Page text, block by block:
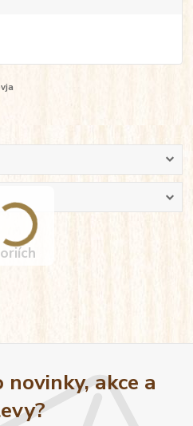
akce a